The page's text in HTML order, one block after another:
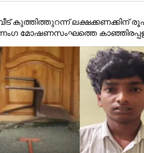
വീട് കുത്തിത്തുറന്ന്
മോഷണസംഘത്തെ